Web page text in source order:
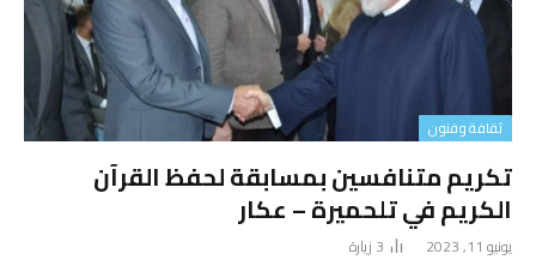
ثقافة وفنون
تكريم متنافسين بمسابقة لحفظ القرآن
الكريم في تلحميرة – عكار
يونيو 11, 2023 3 زيارة